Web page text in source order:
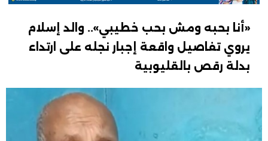
«أنا بحبه ومش بحب خطيبي».. والد إسلام
يروي تفاصيل واقعة إجبار نجله على ارتداء
بدلة رقص بالقليوبية